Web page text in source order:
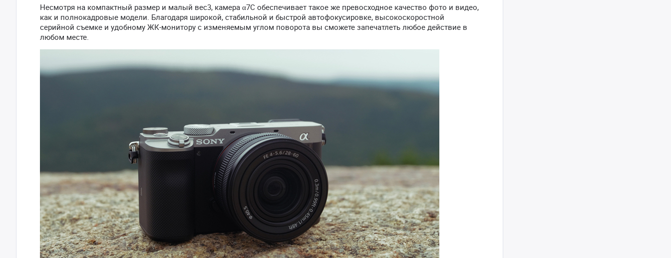
Несмотря на компактный размер и малый вес3, камера α7C обеспечивает такое же превосходное качество фото и видео,
как и полнокадровые модели. Благодаря широкой, стабильной и быстрой автофокусировке, высокоскоростной
серийной съемке и удобному ЖК-монитору с изменяемым углом поворота вы сможете запечатлеть любое действие в
любом месте.